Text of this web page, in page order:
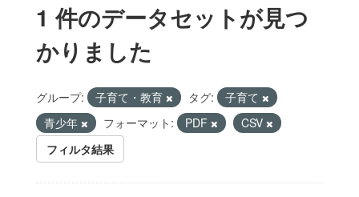
1 件のデータセットが見つ
かりました
グループ: 子育て・教育 タグ:
子育て
青少年
フォーマット: PDF
CSV
フィルタ結果